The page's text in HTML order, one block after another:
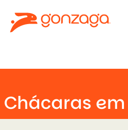
Chácaras